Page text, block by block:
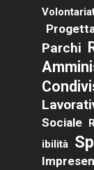
Parchi
Sociale
Ibilità